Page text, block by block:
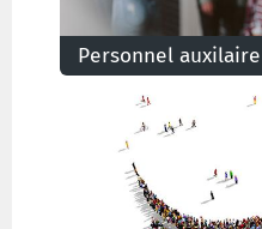
Personnel
Prestations du
éducateur, secrétaire